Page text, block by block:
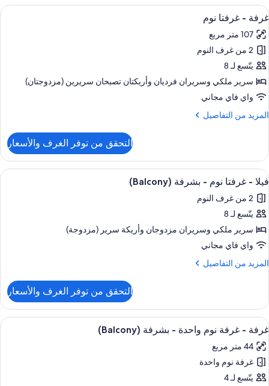
غرفتا
نوم
بشرفة
استعراض
جميع
صور
غرفة
-
غرفتا
نوم
7
غرفة - غرفتا نوم
107 متر مربع
2 من غرف النوم
يتّسع لـ 8
سرير ملكي‫‬ وسريران فرديان‫‬ وأريكتان تصبحان سريرين (مزدوجتان)
واي فاي مجاني
المزيد من التفاصيل
المزيد
غرفة
غرفتا
التحقق من توفر الغرف والأسعار
استعراض
جميع
صور
فيلا
-
غرفتا
نوم
(Balcony)
8
فيلا - غرفتا نوم - بشرفة (Balcony)
2 من غرف النوم
يتّسع لـ 8
سرير ملكي‫‬ وسريران مزدوجان‫‬ وأريكة سرير (مزدوجة)
واي فاي مجاني
المزيد من التفاصيل
المزيد
فيلا
غرفتا
نوم
بشرفة
التحقق من توفر الغرف والأسعار
استعراض
جميع
صور
غرفة
-
2
غرفة - غرفة نوم واحدة - بشرفة (Balcony)
44 متر مربع
غرفة نوم واحدة
يتّسع لـ 4